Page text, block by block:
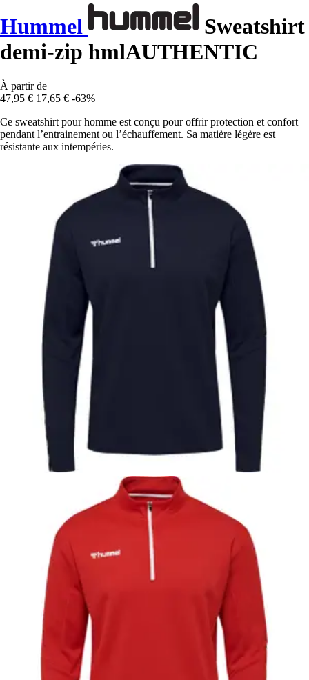
Hummel
Sweatshirt
demi-zip hmlAUTHENTIC
À partir de
47,95 € 17,65 € -63%
Ce sweatshirt pour homme est conçu pour offrir protection et confort
pendant l’entrainement ou l’échauffement. Sa matière légère est
résistante aux intempéries.